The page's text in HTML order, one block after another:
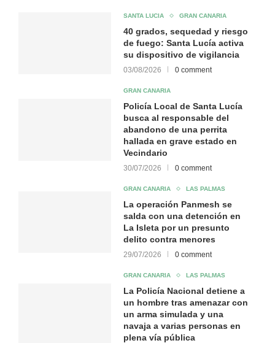
SANTA LUCIA GRAN CANARIA
40 grados, sequedad y riesgo
de fuego: Santa Lucía activa
su dispositivo de vigilancia
03/08/2026 0 comment
GRAN CANARIA
Policía Local de Santa Lucía
busca al responsable del
abandono de una perrita
hallada en grave estado en
Vecindario
30/07/2026 0 comment
GRAN CANARIA LAS PALMAS
La operación Panmesh se
salda con una detención en
La Isleta por un presunto
delito contra menores
29/07/2026 0 comment
GRAN CANARIA LAS PALMAS
La Policía Nacional detiene a
un hombre tras amenazar con
un arma simulada y una
navaja a varias personas en
plena vía pública